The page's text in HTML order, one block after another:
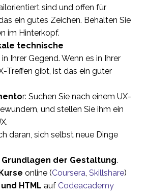
sind und offen für
ein gutes Zeichen. Behalten Sie
im Hinterkopf.
technische
in Ihrer Gegend. Wenn es in Ihrer
Treffen gibt, ist das ein guter
r: Suchen Sie nach einem UX-
und stellen Sie ihm ein
daran, sich selbst neue Dinge
Grundlagen der Gestaltung.
online (Coursera Skillshare)
HTML auf Codeacademy